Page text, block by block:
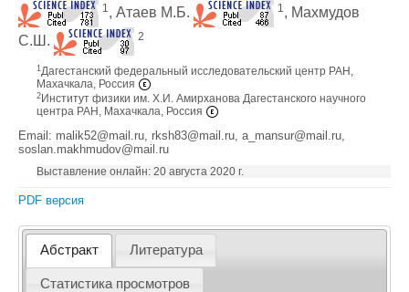
1 , Атаев М.Б. 1 , Махмудов
С.Ш.
2
1 Дагестанский федеральный исследовательский центр РАН,
Махачкала, Россия
2 Институт физики им. Х.И. Амирханова Дагестанского научного
центра РАН, Махачкала, Россия
Email: malik52@mail.ru, rksh83@mail.ru, a_mansur@mail.ru,
soslan.makhmudov@mail.ru
Выставление онлайн: 20 августа 2020 г.
PDF версия
Абстракт Литература
Статистика просмотров